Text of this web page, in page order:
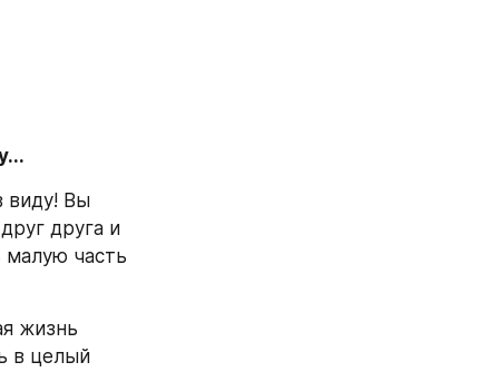
виду! Вы
друга и
малую часть
жизнь
в целый